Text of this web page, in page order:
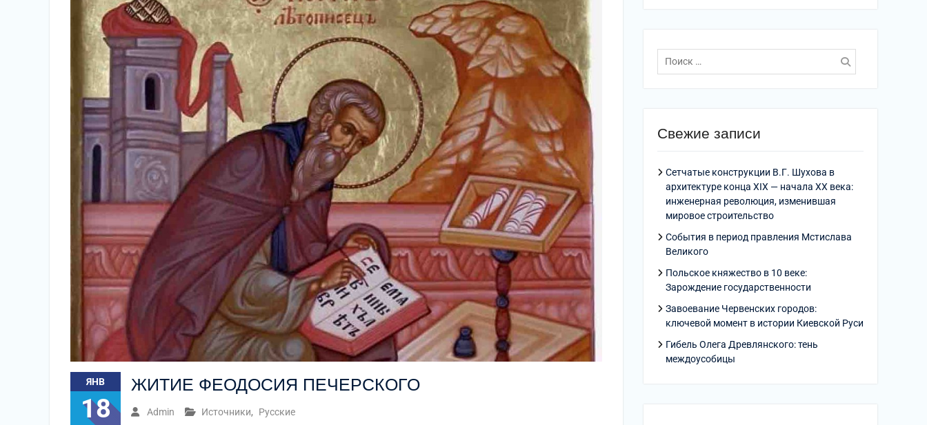
ЯНВ
18
ЖИТИЕ ФЕОДОСИЯ ПЕЧЕРСКОГО
Admin Источники, Русские
Поиск
по:
Свежие записи
Сетчатые конструкции В.Г. Шухова в
архитектуре конца XIX — начала XX века:
инженерная революция, изменившая
мировое строительство
События в период правления Мстислава
Великого
Польское княжество в 10 веке:
Зарождение государственности
Завоевание Червенских городов:
ключевой момент в истории Киевской Руси
Гибель Олега Древлянского: тень
междоусобицы